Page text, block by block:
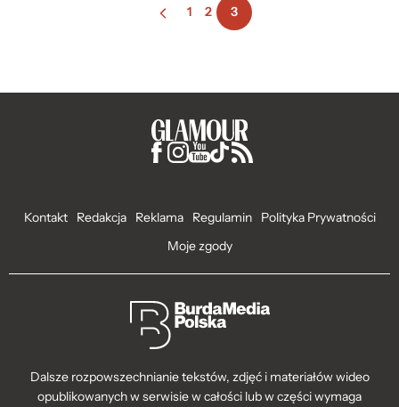
1 2 3
Kontakt Redakcja Reklama Regulamin
Polityka Prywatności
Moje zgody
Dalsze rozpowszechnianie tekstów, zdjęć i materiałów wideo
opublikowanych w serwisie w całości lub w części wymaga